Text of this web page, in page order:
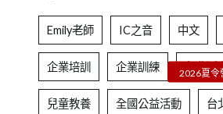
Emily老師 IC之音 中文
企業培訓 企業訓練 免費活
兒童教養 全國公益活動 台